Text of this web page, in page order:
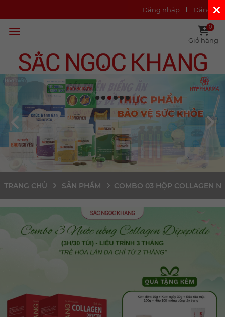
Đăng nhập Đăng ký
Giỏ hàng
0
TRANG CHỦ SẢN PHẨM COMBO 03 HỘP COLLAGEN